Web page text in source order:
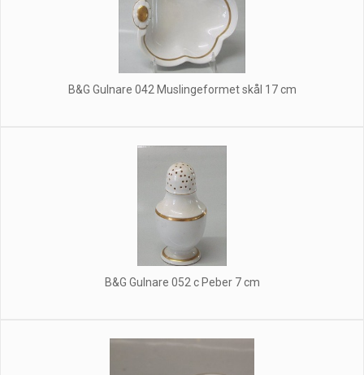
B&G Gulnare 042 Muslingeformet skål 17 cm
B&G Gulnare 052 c Peber 7 cm